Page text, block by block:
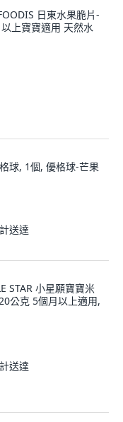
日東水果脆片-
上寶寶適用 天然水
球, 1個, 優格球-芒果
送達
STAR 小星願寶寶米
公克 5個月以上適用,
送達